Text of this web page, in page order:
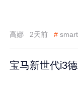
高娜 2天前 #
宝马新世代i3